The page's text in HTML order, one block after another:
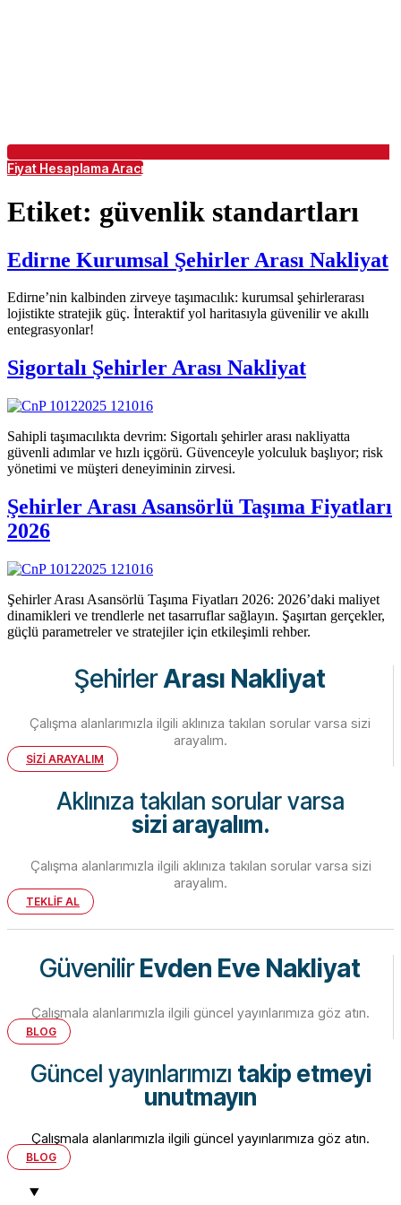
Fiyat Hesaplama Aracı
Etiket: güvenlik standartları
Edirne Kurumsal Şehirler Arası Nakliyat
Edirne’nin kalbinden zirveye taşımacılık: kurumsal şehirlerarası
lojistikte stratejik güç. İnteraktif yol haritasıyla güvenilir ve akıllı
entegrasyonlar!
Sigortalı Şehirler Arası Nakliyat
Sahipli taşımacılıkta devrim: Sigortalı şehirler arası nakliyatta
güvenli adımlar ve hızlı içgörü. Güvenceyle yolculuk başlıyor; risk
yönetimi ve müşteri deneyiminin zirvesi.
Şehirler Arası Asansörlü Taşıma Fiyatları
2026
Şehirler Arası Asansörlü Taşıma Fiyatları 2026: 2026’daki maliyet
dinamikleri ve trendlerle net tasarruflar sağlayın. Şaşırtan gerçekler,
güçlü parametreler ve stratejiler için etkileşimli rehber.
ŞehirlerArası Nakliyat
Çalışma alanlarımızla ilgili aklınıza takılan sorular varsa sizi
arayalım.
SİZİ ARAYALIM
Aklınıza takılan sorular varsa
sizi arayalım.
Çalışma alanlarımızla ilgili aklınıza takılan sorular varsa sizi
arayalım.
TEKLİF AL
GüvenilirEvden Eve Nakliyat
Çalışmala alanlarımızla ilgili güncel yayınlarımıza göz atın.
BLOG
Güncel yayınlarımızı takip etmeyi
unutmayın
Çalışmala alanlarımızla ilgili güncel yayınlarımıza göz atın.
BLOG